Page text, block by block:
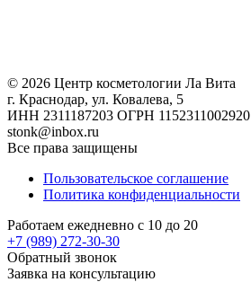
© 2026 Центр косметологии Ла Вита
г. Краснодар, ул. Ковалева, 5
ИНН 2311187203 ОГРН 1152311002920
stonk@inbox.ru
Все права защищены
Пользовательское соглашение
Политика конфиденциальности
Работаем ежедневно с 10 до 20
+7 (989) 272-30-30
Обратный звонок
Заявка на консультацию